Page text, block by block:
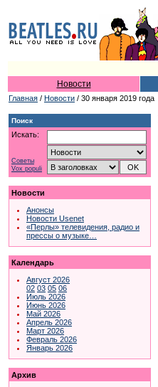
Новости
Главная / Новости / 30 января 2019 года
Поиск
Искать:
Советы
Vox populi
Новости
Анонсы
Новости Usenet
«Перлы» телевидения, радио и
прессы о музыке…
Календарь
Август 2026
02 03 05 06
Июль 2026
Июнь 2026
Май 2026
Апрель 2026
Март 2026
Февраль 2026
Январь 2026
Архив